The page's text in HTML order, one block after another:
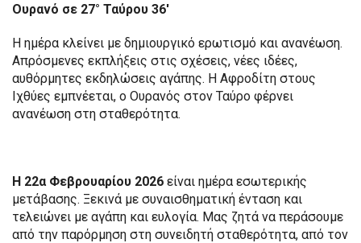
Ουρανό σε 27° Ταύρου 36′
Η ημέρα κλείνει με δημιουργικό ερωτισμό και ανανέωση.
Απρόσμενες εκπλήξεις στις σχέσεις, νέες ιδέες,
αυθόρμητες εκδηλώσεις αγάπης. Η Αφροδίτη στους
Ιχθύες εμπνέεται, ο Ουρανός στον Ταύρο φέρνει
ανανέωση στη σταθερότητα.
Η 22α Φεβρουαρίου 2026 είναι ημέρα εσωτερικής
μετάβασης. Ξεκινά με συναισθηματική ένταση και
τελειώνει με αγάπη και ευλογία. Μας ζητά να περάσουμε
από την παρόρμηση στη συνειδητή σταθερότητα, από τον